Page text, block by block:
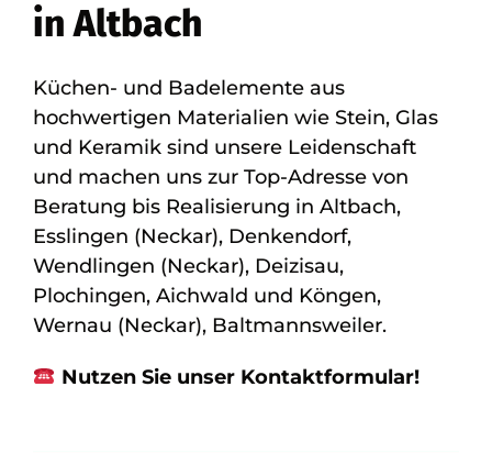
in Altbach
Küchen- und Badelemente aus
hochwertigen Materialien wie Stein, Glas
und Keramik sind unsere Leidenschaft
und machen uns zur Top-Adresse von
Beratung bis Realisierung in Altbach,
Esslingen (Neckar), Denkendorf,
Wendlingen (Neckar), Deizisau,
Plochingen, Aichwald und Köngen,
Wernau (Neckar), Baltmannsweiler.
Nutzen Sie unser Kontaktformular!